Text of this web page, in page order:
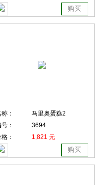
购买
：
马里奥蛋糕2
：
3694
：
1,821 元
购买